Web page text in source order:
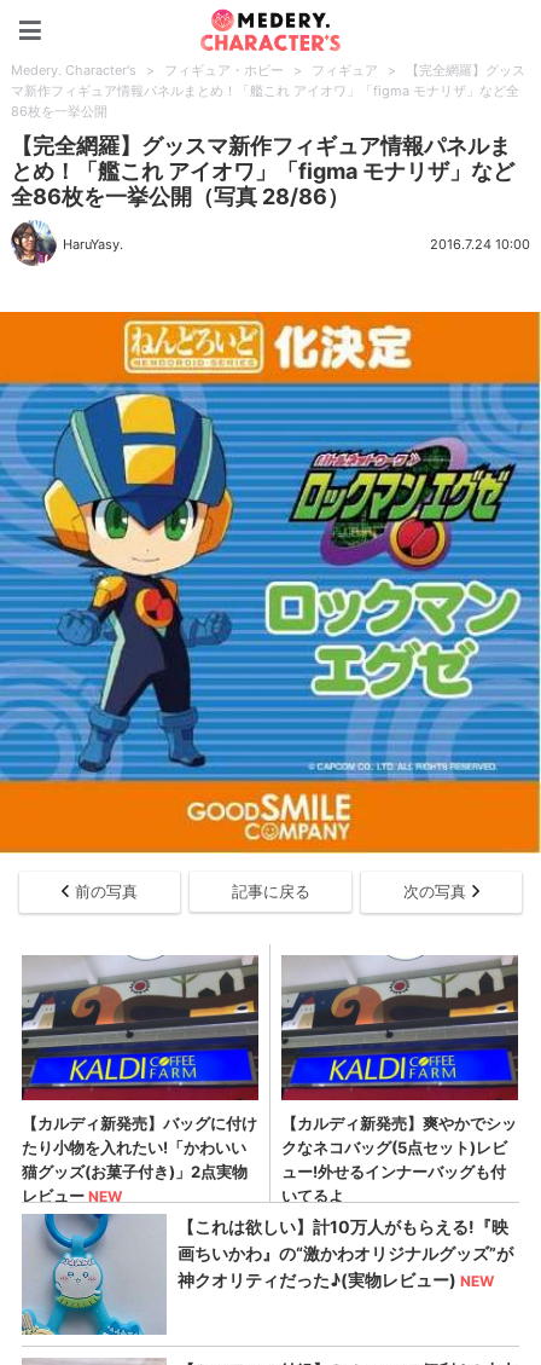
Medery. Character's > フィギュア・ホビー > フィギュア >
【完全網羅】グッス
マ新作フィギュア情報パネルまとめ！「艦これ アイオワ」「figma モナリザ」など全
86枚を一挙公開
【完全網羅】グッスマ新作フィギュア情報パネルま
とめ！「艦これ アイオワ」「figma モナリザ」など
全86枚を一挙公開（写真 28/86）
HaruYasy. 2016.7.24 10:00
前の写真 記事に戻る 次の写真